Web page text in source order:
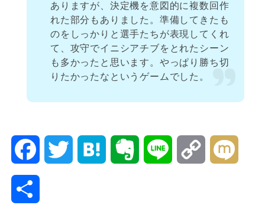
ありますが、決定機を意図的に複数回作
れた部分もありました。準備してきたも
のをしっかりと選手たちが表現してくれ
て、攻守でイニシアチブをとれたシーン
も多かったと思います。やっぱり勝ち切
りたかったなというゲームでした。